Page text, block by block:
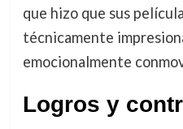
que hizo que sus
técnicamente
emocionalmente
Logros y